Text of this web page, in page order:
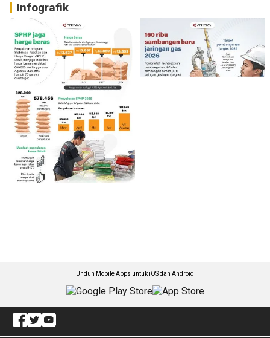
Infografik
Unduh Mobile Apps untuk iOS dan Android